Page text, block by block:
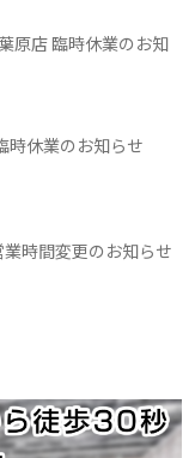
原店 臨時休業のお知
時休業のお知らせ
時間変更のお知らせ